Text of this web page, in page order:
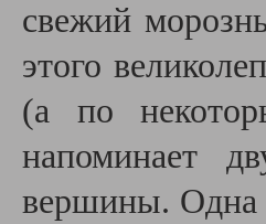
свежий
этого
(а по
напоминает
вершины. Одна